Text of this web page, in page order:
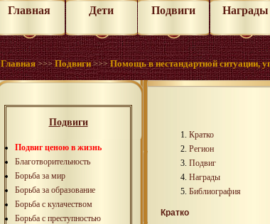
Главная Дети Подвиги Награды
Главная >>>Подвиги >>>Помощь в нестандартной ситуации,
Подвиги
Подвиг ценою в жизнь
Благотворительность
Борьба за мир
Борьба за образование
Борьба с кулачеством
Борьба с преступностью
Кратко
Регион
Подвиг
Награды
Библиография
Кратко